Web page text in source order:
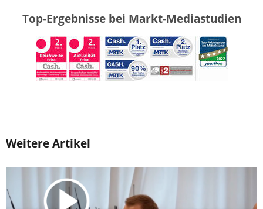
Top-Ergebnisse bei Markt-Mediastudien
Weitere Artikel